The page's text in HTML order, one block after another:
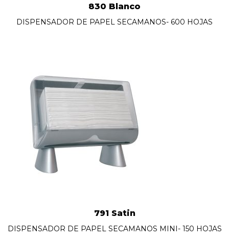
830 Blanco
DISPENSADOR DE PAPEL SECAMANOS- 600 HOJAS
791 Satin
DISPENSADOR DE PAPEL SECAMANOS MINI- 150 HOJAS